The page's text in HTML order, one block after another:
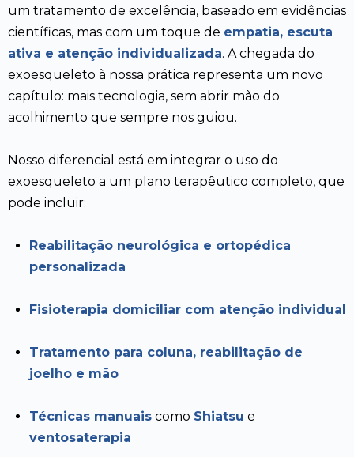
um tratamento de excelência, baseado em evidências
científicas, mas com um toque de empatia, escuta
ativa e atenção individualizada. A chegada do
exoesqueleto à nossa prática representa um novo
capítulo: mais tecnologia, sem abrir mão do
acolhimento que sempre nos guiou.
Nosso diferencial está em integrar o uso do
exoesqueleto a um plano terapêutico completo, que
pode incluir:
Reabilitação neurológica e ortopédica
personalizada
Fisioterapia domiciliar com atenção individual
Tratamento para coluna, reabilitação de
joelho e mão
Técnicas manuais como Shiatsu e
ventosaterapia